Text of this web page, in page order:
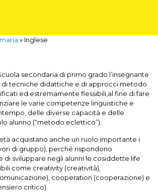
» Inglese
secondaria di primo grado l’insegnante
di tecniche didattiche e di approcci metodo
ed estremamente flessibili,al fine di fare
le varie competenze linguistiche e
delle diverse capacità e delle
alunno (“metodo eclettico”).
acquistano anche un ruolo importante i
di gruppo), perché rispondono
di sviluppare negli alunni le cosiddette life
come creativity (creatività),
cooperation (cooperazione) e
critico).